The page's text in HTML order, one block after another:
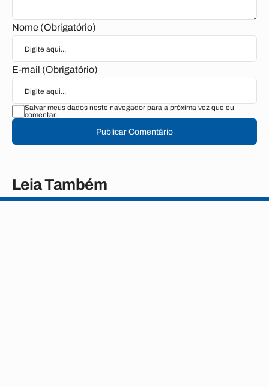
Nome (Obrigatório)
E-mail (Obrigatório)
Salvar meus dados neste navegador para a próxima vez que eu
comentar.
Publicar Comentário
Leia Também